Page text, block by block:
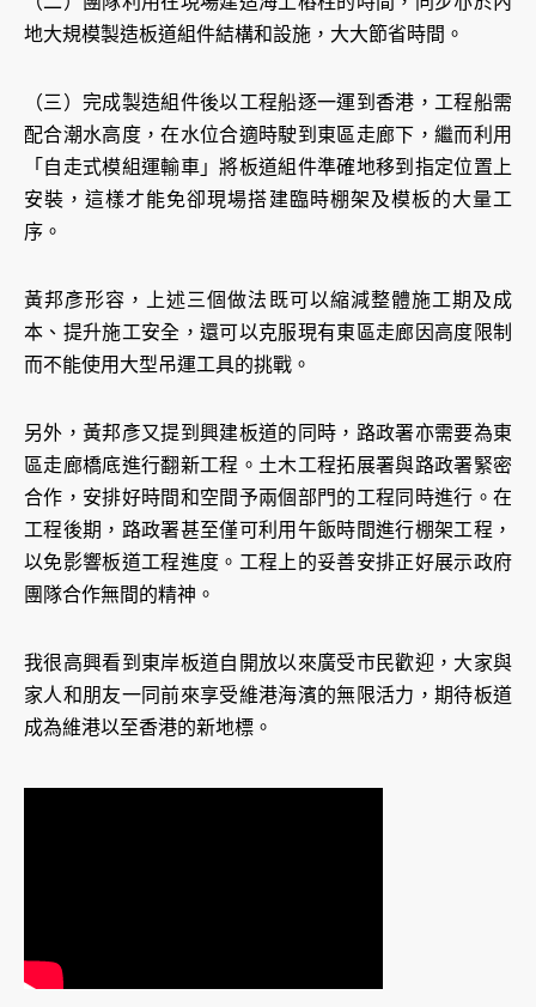
地大規模製造板道組件結構和設施，大大節省時間。
（三）完成製造組件後以工程船逐一運到香港，工程船需
配合潮水高度，在水位合適時駛到東區走廊下，繼而利用
「自走式模組運輸車」將板道組件準確地移到指定位置上
安裝，這樣才能免卻現場搭建臨時棚架及模板的大量工
序。
黃邦彥形容，上述三個做法既可以縮減整體施工期及成
本、提升施工安全，還可以克服現有東區走廊因高度限制
而不能使用大型吊運工具的挑戰。
另外，黃邦彥又提到興建板道的同時，路政署亦需要為東
區走廊橋底進行翻新工程。土木工程拓展署與路政署緊密
合作，安排好時間和空間予兩個部門的工程同時進行。在
工程後期，路政署甚至僅可利用午飯時間進行棚架工程，
以免影響板道工程進度。工程上的妥善安排正好展示政府
團隊合作無間的精神。
我很高興看到東岸板道自開放以來廣受市民歡迎，大家與
家人和朋友一同前來享受維港海濱的無限活力，期待板道
成為維港以至香港的新地標。